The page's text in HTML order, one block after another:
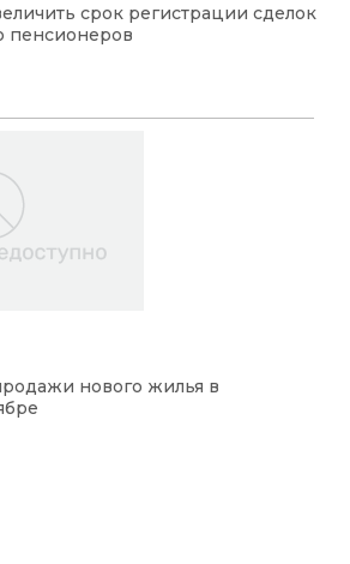
срок регистрации сделок
пенсионеров
нового жилья в